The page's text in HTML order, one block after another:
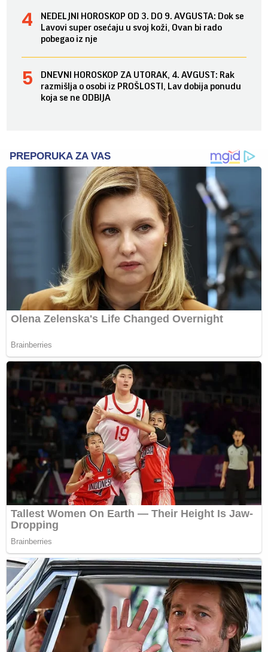
NEDELJNI HOROSKOP OD 3. DO 9. AVGUSTA: Dok se
Lavovi super osećaju u svoj koži, Ovan bi rado
pobegao iz nje
DNEVNI HOROSKOP ZA UTORAK, 4. AVGUST: Rak
razmišlja o osobi iz PROŠLOSTI, Lav dobija ponudu
koja se ne ODBIJA